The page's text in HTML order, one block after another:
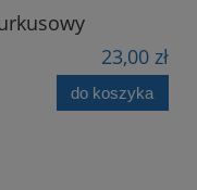
23,00 zł
do koszyka